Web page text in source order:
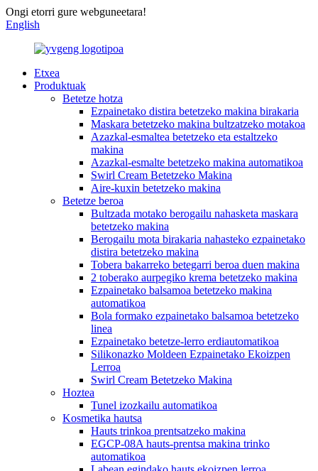
Ongi etorri gure webguneetara!
English
Etxea
Produktuak
Betetze hotza
Ezpainetako distira betetzeko makina birakaria
Maskara betetzeko makina bultzatzeko motakoa
Azazkal-esmaltea betetzeko eta estaltzeko
makina
Azazkal-esmalte betetzeko makina automatikoa
Swirl Cream Betetzeko Makina
Aire-kuxin betetzeko makina
Betetze beroa
Bultzada motako berogailu nahasketa maskara
betetzeko makina
Berogailu mota birakaria nahasteko ezpainetako
distira betetzeko makina
Tobera bakarreko betegarri beroa duen makina
2 toberako aurpegiko krema betetzeko makina
Ezpainetako balsamoa betetzeko makina
automatikoa
Bola formako ezpainetako balsamoa betetzeko
linea
Ezpainetako betetze-lerro erdiautomatikoa
Silikonazko Moldeen Ezpainetako Ekoizpen
Lerroa
Swirl Cream Betetzeko Makina
Hoztea
Tunel izozkailu automatikoa
Kosmetika hautsa
Hauts trinkoa prentsatzeko makina
EGCP-08A hauts-prentsa makina trinko
automatikoa